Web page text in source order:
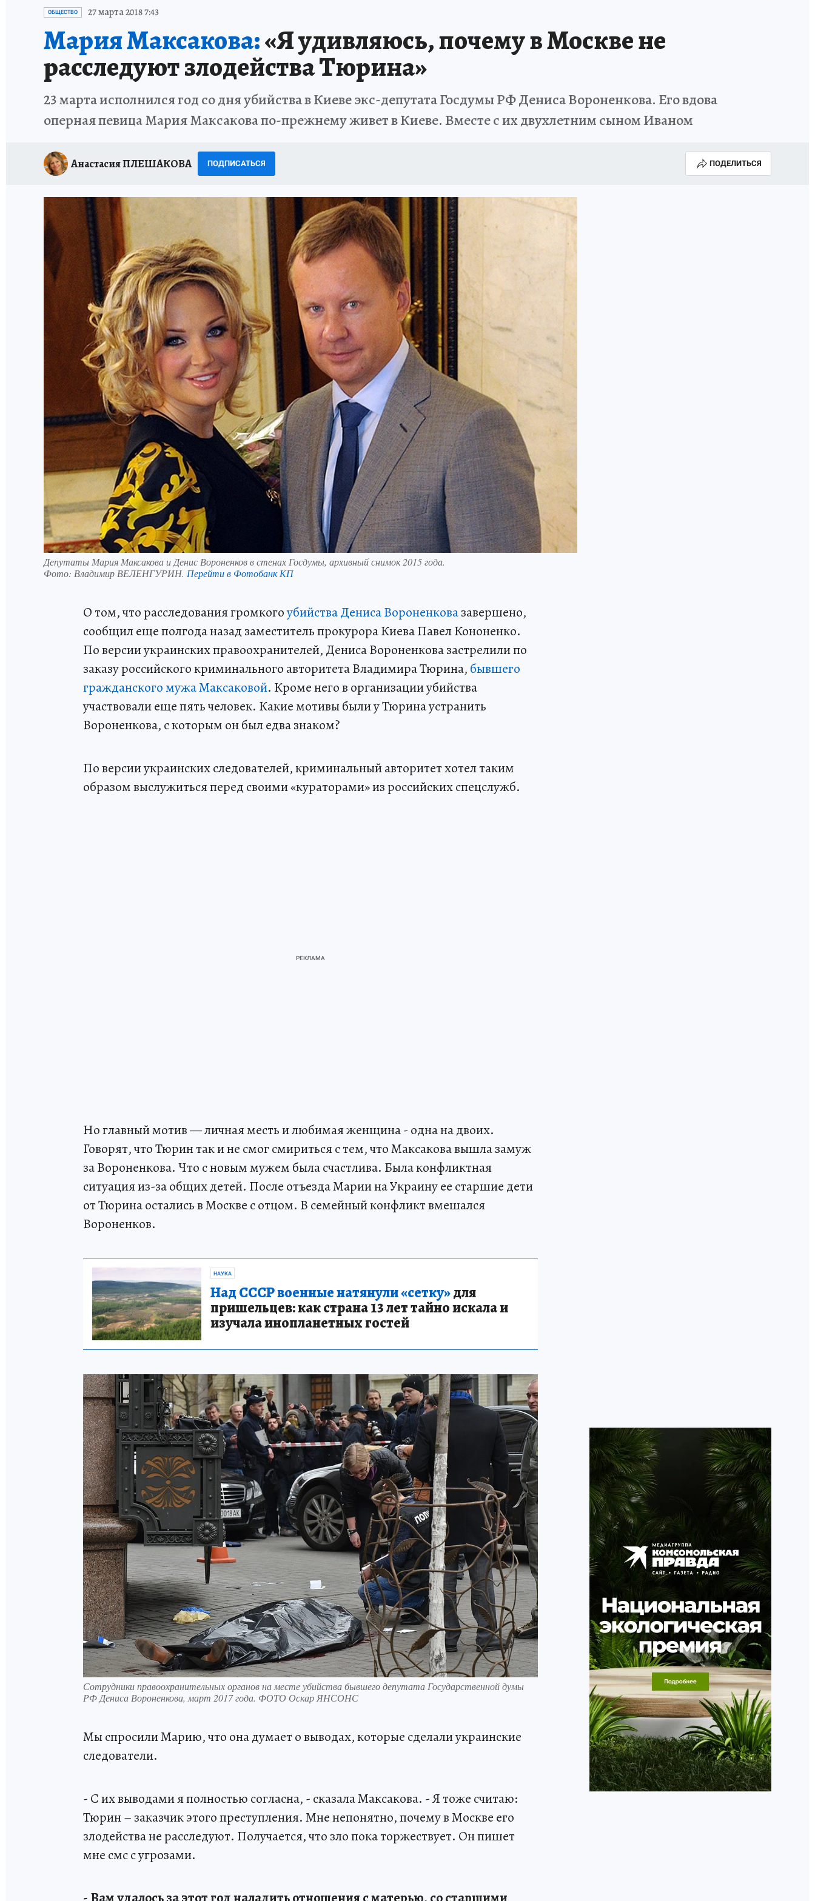
ИСПЫТАНО НА СЕБЕ
ОБЩЕСТВО 27 марта 2018 7:43
Мария Максакова:«Я удивляюсь, почему в Москве не
расследуют злодейства Тюрина»
23 марта исполнился год со дня убийства в Киеве экс-депутата Госдумы РФ Дениса Вороненкова. Его вдова
оперная певица Мария Максакова по-прежнему живет в Киеве. Вместе с их двухлетним сыном Иваном
Анастасия ПЛЕШАКОВА ПОДПИСАТЬСЯ ПОДЕЛИТЬСЯ
Депутаты Мария Максакова и Денис Вороненков в стенах Госдумы, архивный снимок 2015 года.
Фото: Владимир ВЕЛЕНГУРИН. Перейти в Фотобанк КП
О том, что расследования громкогоубийства Дениса Вороненковазавершено,
сообщил еще полгода назад заместитель прокурора Киева Павел Кононенко.
По версии украинских правоохранителей, Дениса Вороненкова застрелили по
заказу российского криминального авторитета Владимира Тюрина, бывшего
гражданского мужа Максаковой. Кроме него в организации убийства
участвовали еще пять человек. Какие мотивы были у Тюрина устранить
Вороненкова, с которым он был едва знаком?
По версии украинских следователей, криминальный авторитет хотел таким
образом выслужиться перед своими «кураторами» из российских спецслужб.
Но главный мотив — личная месть и любимая женщина - одна на двоих.
Говорят, что Тюрин так и не смог смириться с тем, что Максакова вышла замуж
за Вороненкова. Что с новым мужем была счастлива. Была конфликтная
ситуация из-за общих детей. После отъезда Марии на Украину ее старшие дети
от Тюрина остались в Москве с отцом. В семейный конфликт вмешался
Вороненков.
НАУКА
Над СССР военные натянули «сетку»для
пришельцев: как страна 13 лет тайно искала и
изучала инопланетных гостей
Сотрудники правоохранительных органов на месте убийства бывшего депутата Государственной думы
РФ Дениса Вороненкова, март 2017 года. ФОТО Оскар ЯНСОНС
Мы спросили Марию, что она думает о выводах, которые сделали украинские
следователи.
- С их выводами я полностью согласна, - сказала Максакова. - Я тоже считаю:
Тюрин – заказчик этого преступления. Мне непонятно, почему в Москве его
злодейства не расследуют. Получается, что зло пока торжествует. Он пишет
мне смс с угрозами.